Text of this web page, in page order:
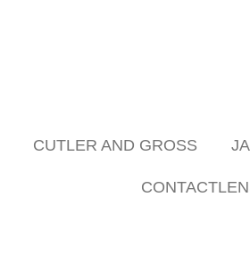
CUTLER AND GROSS